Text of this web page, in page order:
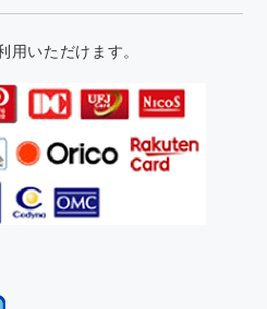
いただけます。